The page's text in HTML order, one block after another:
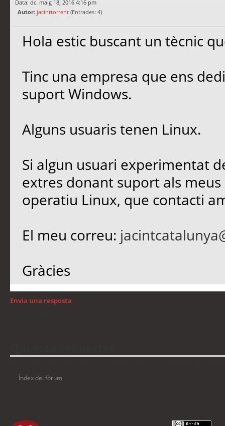
Data: dc. maig 18, 2016 4:16 pm
Autor: jacinttorrent (Entrades: 4)
Hola estic buscant un tècnic
Tinc una empresa que ens
suport Windows.
Alguns usuaris tenen Linux.
Si algun usuari experimentat
extres donant suport als
operatiu Linux, que contacti
El meu correu:
Gràcies
Envia una resposta
Índex del fòrum